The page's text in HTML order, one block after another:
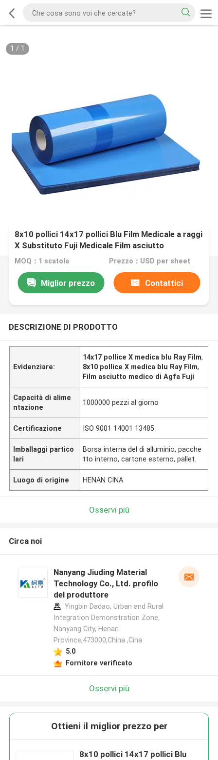
1 / 1
8x10 pollici 14x17 pollici Blu Film Medicale a raggi
X Substituto Fuji Medicale Film asciutto
MOQ：1 scatola Prezzo：USD per sheet
Miglior prezzo Contattici
DESCRIZIONE DI PRODOTTO
Evidenziare:
14x17 pollice X medica blu Ray Film,
8x10 pollice X medica blu Ray Film,
Film asciutto medico di Agfa Fuji
Capacità di alime
ntazione
1000000 pezzi al giorno
Certificazione ISO 9001 14001 13485
Imballaggi partico
lari
Borsa interna del di alluminio, pacche
tto interno, cartone esterno, pallet.
Luogo di origine HENAN CINA
Osservi più
Circa noi
Nanyang Jiuding Material
Technology Co., Ltd. profilo
del produttore
Yingbin Dadao, Urban and Rural
Integration Demonstration Zone,
Nanyang City, Henan
Province,473000,China ,Cina
5.0
Fornitore verificato
Osservi più
Ottieni il miglior prezzo per
8x10 pollici 14x17 pollici Blu